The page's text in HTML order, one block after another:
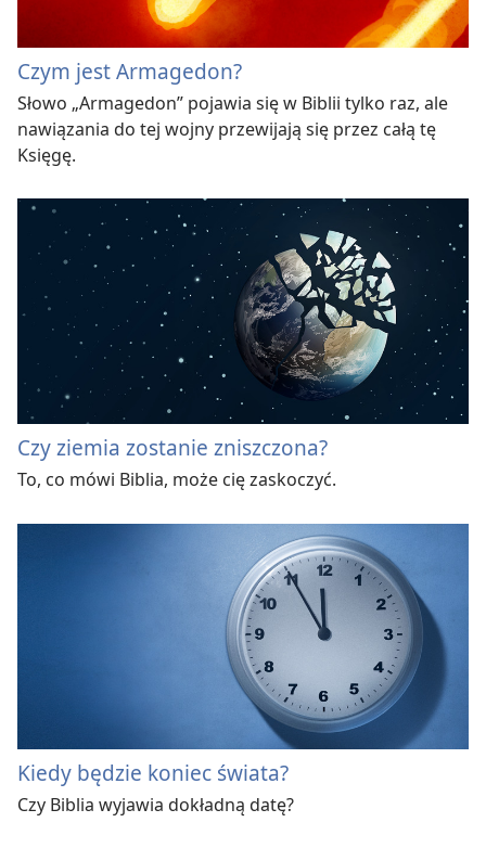
Czym jest Armagedon?
Słowo „Armagedon” pojawia się w Biblii tylko raz, ale
nawiązania do tej wojny przewijają się przez całą tę
Księgę.
Czy ziemia zostanie zniszczona?
To, co mówi Biblia, może cię zaskoczyć.
Kiedy będzie koniec świata?
Czy Biblia wyjawia dokładną datę?